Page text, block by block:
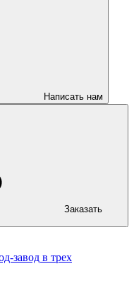
Написать нам
Заказать
завод в трех